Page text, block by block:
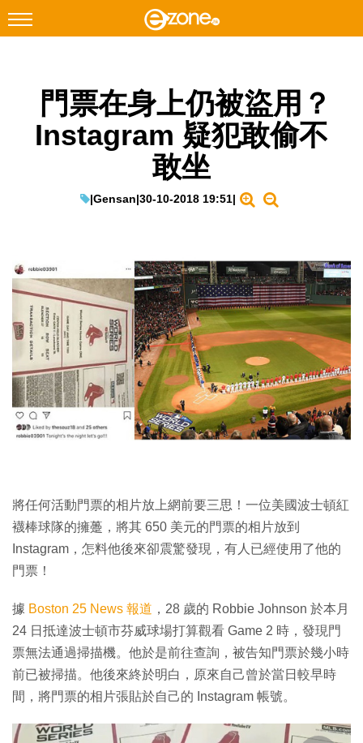
Facebook Instagram
科技焦點
IT Times
生成式AI與雲端應用
Enterprise Digital Transformation
特集
門票在身上仍被盜用？
Instagram 疑犯敢偷不
敢坐
|Gensan|30-10-2018 19:51|
將任何活動門票的相片放上網前要三思！一位美國波士頓紅
襪棒球隊的擁躉，將其 650 美元的門票的相片放到
Instagram，怎料他後來卻震驚發現，有人已經使用了他的
門票！
據 Boston 25 News 報道 ，28 歲的 Robbie Johnson 於本月
24 日抵達波士頓市芬威球場打算觀看 Game 2 時，發現門
票無法通過掃描機。他於是前往查詢，被告知門票於幾小時
前已被掃描。他後來終於明白，原來自己曾於當日較早時
間，將門票的相片張貼於自己的 Instagram 帳號。